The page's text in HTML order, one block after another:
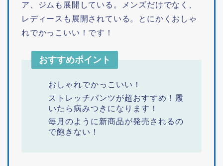
ア、ジムも展開している。メンズだけでなく、
レディースも展開されている。とにかくおしゃ
れでかっこいい！です！
おすすめポイント
おしゃれでかっこいい！
ストレッチパンツが超おすすめ！履
いたら病みつきになります！
毎月のように新商品が発売されるの
で飽きない！